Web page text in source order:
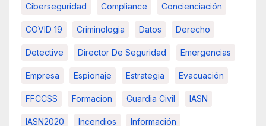
Ciberseguridad Compliance Concienciación
COVID 19 Criminologia Datos Derecho
Detective Director De Seguridad Emergencias
Empresa Espionaje Estrategia Evacuación
FFCCSS Formacion Guardia Civil IASN
IASN2020 Incendios Información